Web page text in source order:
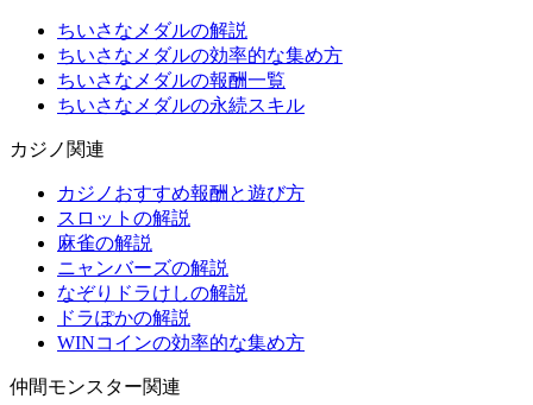
ちいさなメダルの解説
ちいさなメダルの効率的な集め方
ちいさなメダルの報酬一覧
ちいさなメダルの永続スキル
カジノ関連
カジノおすすめ報酬と遊び方
スロットの解説
麻雀の解説
ニャンバーズの解説
なぞりドラけしの解説
ドラぽかの解説
WINコインの効率的な集め方
仲間モンスター関連